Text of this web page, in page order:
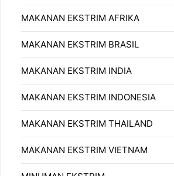
MAKANAN EKSTRIM AFRIKA
MAKANAN EKSTRIM BRASIL
MAKANAN EKSTRIM INDIA
MAKANAN EKSTRIM INDONESIA
MAKANAN EKSTRIM THAILAND
MAKANAN EKSTRIM VIETNAM